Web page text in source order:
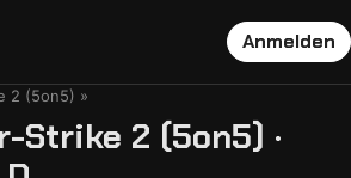
Anmelden
2 (5on5)
Strike 2 (5on5) ·